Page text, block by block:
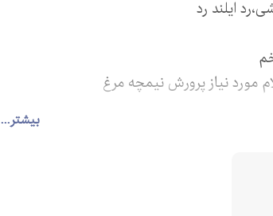
بیشتر...
ایلند رد
مورد نیاز پرورش نیمچه مرغ